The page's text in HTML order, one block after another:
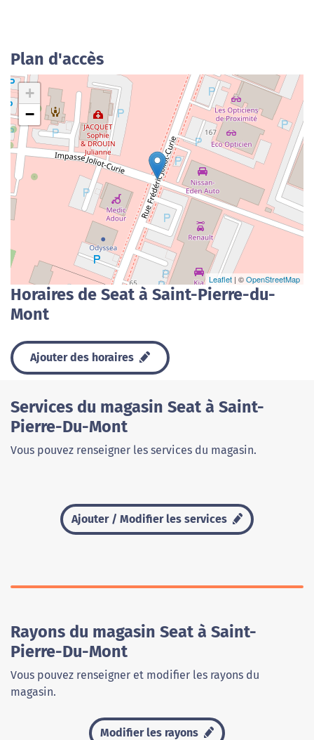
Plan d'accès
+
−
Leaflet | ©OpenStreetMap
Horaires de Seat à Saint-Pierre-du-
Mont
Ajouter des horaires
Services du magasin Seat à Saint-
Pierre-Du-Mont
Vous pouvez renseigner les services du magasin.
Ajouter / Modifier les services
Rayons du magasin Seat à Saint-
Pierre-Du-Mont
Vous pouvez renseigner et modifier les rayons du
magasin.
Modifier les rayons